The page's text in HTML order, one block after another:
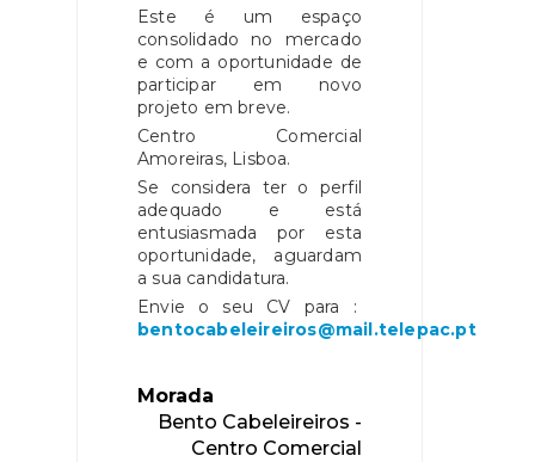
Este é um espaço
consolidado no mercado
e com a oportunidade de
participar em novo
projeto em breve.
Centro Comercial
Amoreiras, Lisboa.
Se considera ter o perfil
adequado e está
entusiasmada por esta
oportunidade, aguardam
a sua candidatura.
Envie o seu CV para :
bentocabeleireiros@mail.telepac.pt
Morada
Bento Cabeleireiros -
Centro Comercial